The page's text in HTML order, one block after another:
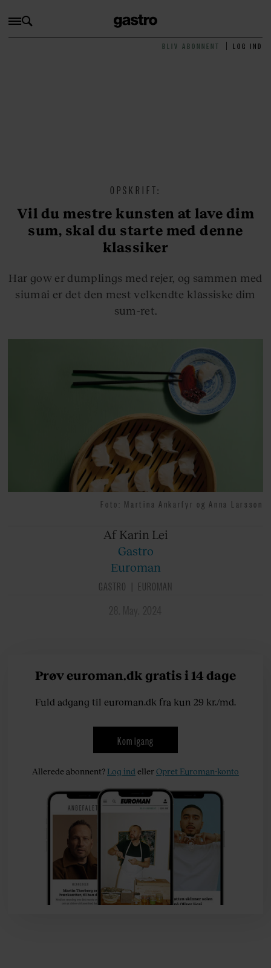
BLIV ABONNENT LOG IND
OPSKRIFT:
Vil du mestre kunsten at lave dim
sum, skal du starte med denne
klassiker
Har gow er dumplings med rejer, og sammen med
siumai er det den mest velkendte klassiske dim
sum-ret.
Foto: Martina Ankarfyr og Anna Larsson
Af Karin Lei
Gastro
Euroman
GASTRO
EUROMAN
28. May. 2024
Prøv euroman.dk gratis i 14 dage
Fuld adgang til euroman.dk fra kun 29 kr./md.
Kom igang
Allerede abonnent? Log ind ellerOpret Euroman-konto